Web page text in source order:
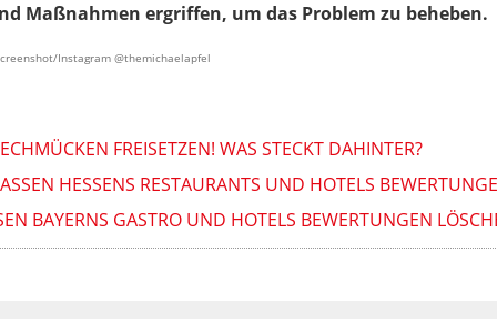
Maßnahmen ergriffen, um das Problem zu beheben.
Instagram @themichaelapfel
FREISETZEN! WAS STECKT DAHINTER?
HESSENS RESTAURANTS UND HOTELS
BAYERNS GASTRO UND HOTELS BEWERTUNGEN